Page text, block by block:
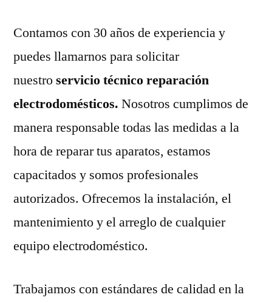
Contamos con 30 años de experiencia y
puedes llamarnos para solicitar
nuestroservicio técnico reparación
electrodomésticos. Nosotros cumplimos de
manera responsable todas las medidas a la
hora de reparar tus aparatos, estamos
capacitados y somos profesionales
autorizados. Ofrecemos la instalación, el
mantenimiento y el arreglo de cualquier
equipo electrodoméstico.
Trabajamos con estándares de calidad en la